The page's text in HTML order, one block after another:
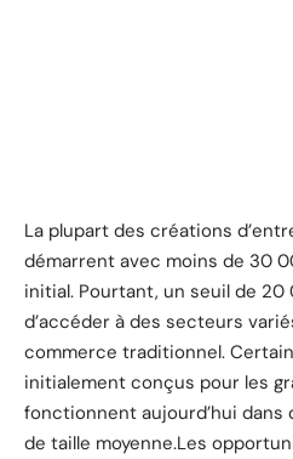
La plupart des créations
démarrent avec moins de 30
initial. Pourtant, un seuil de
d’accéder à des secteurs
commerce traditionnel.
initialement conçus pour les
fonctionnent aujourd’hui dans
de taille moyenne.Les